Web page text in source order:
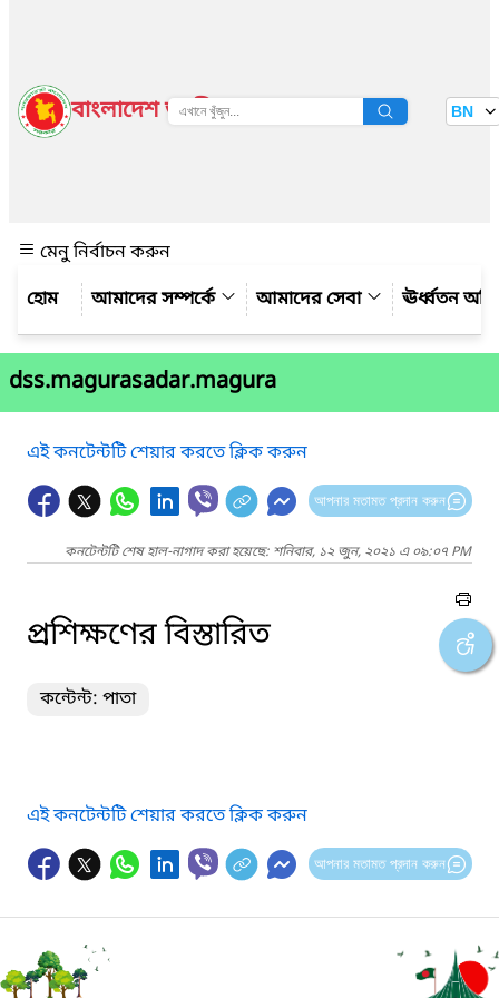
বাংলাদেশ জাতীয় তথ্য বাতায়ন BN
মেনু নির্বাচন করুন
আমাদের সম্পর্কে
আমাদের সেবা ঊর্ধ্বতন
dss.magurasadar.magura
এই কনটেন্টটি শেয়ার করতে ক্লিক করুন
আপনার মতামত প্রদান করুন
কনটেন্টটি শেষ হাল-নাগাদ করা হয়েছে: শনিবার, ১২ জুন, ২০২১ এ ০৯:০৭ PM
প্রশিক্ষণের বিস্তারিত
কন্টেন্ট: পাতা
এই কনটেন্টটি শেয়ার করতে ক্লিক করুন
আপনার মতামত প্রদান করুন